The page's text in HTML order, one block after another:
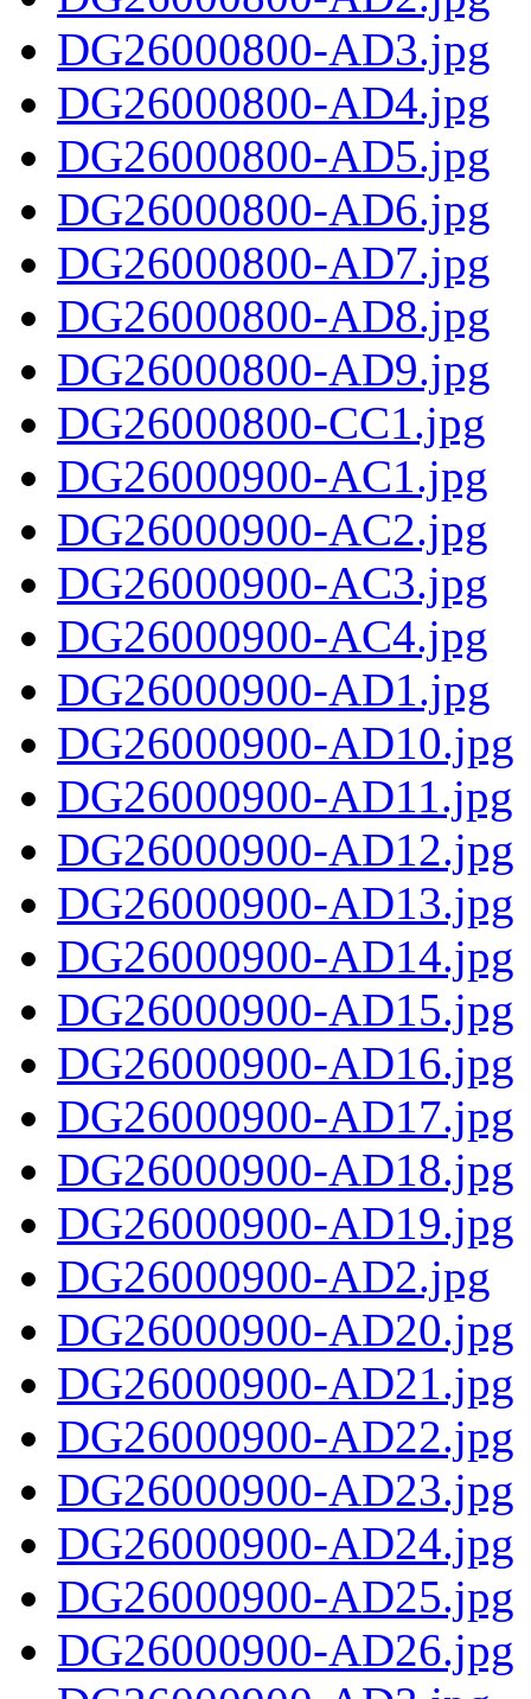
DG26000800-AD3.jpg
DG26000800-AD4.jpg
DG26000800-AD5.jpg
DG26000800-AD6.jpg
DG26000800-AD7.jpg
DG26000800-AD8.jpg
DG26000800-AD9.jpg
DG26000800-CC1.jpg
DG26000900-AC1.jpg
DG26000900-AC2.jpg
DG26000900-AC3.jpg
DG26000900-AC4.jpg
DG26000900-AD1.jpg
DG26000900-AD10.jpg
DG26000900-AD11.jpg
DG26000900-AD12.jpg
DG26000900-AD13.jpg
DG26000900-AD14.jpg
DG26000900-AD15.jpg
DG26000900-AD16.jpg
DG26000900-AD17.jpg
DG26000900-AD18.jpg
DG26000900-AD19.jpg
DG26000900-AD2.jpg
DG26000900-AD20.jpg
DG26000900-AD21.jpg
DG26000900-AD22.jpg
DG26000900-AD23.jpg
DG26000900-AD24.jpg
DG26000900-AD25.jpg
DG26000900-AD26.jpg